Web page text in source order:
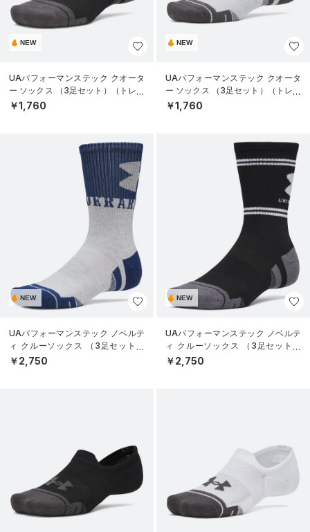
NEW
UAパフォーマンステック クオータ
ー ソックス （3足セット）（トレー
ニング/UNISEX）
￥1,760
NEW
UAパフォーマンステック クオータ
ー ソックス （3足セット）（トレー
ニング/UNISEX）
￥1,760
NEW
UAパフォーマンステック ノベルテ
ィ クルーソックス （3足セット）
（トレーニング/UNISEX）
￥2,750
NEW
UAパフォーマンステック ノベルテ
ィ クルーソックス （3足セット）
（トレーニング/UNISEX）
￥2,750